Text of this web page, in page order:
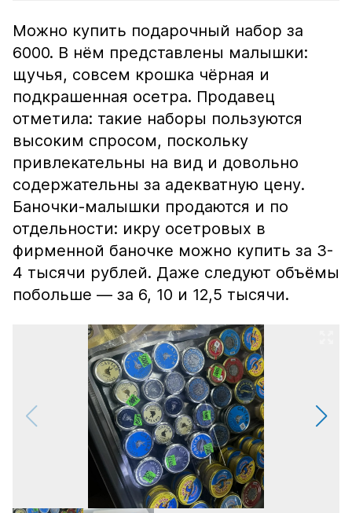
Можно купить подарочный набор за
6000. В нём представлены малышки:
щучья, совсем крошка чёрная и
подкрашенная осетра. Продавец
отметила: такие наборы пользуются
высоким спросом, поскольку
привлекательны на вид и довольно
содержательны за адекватную цену.
Баночки-малышки продаются и по
отдельности: икру осетровых в
фирменной баночке можно купить за 3-
4 тысячи рублей. Даже следуют объёмы
побольше — за 6, 10 и 12,5 тысячи.